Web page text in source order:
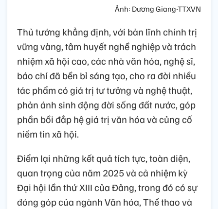
Ảnh: Dương Giang-TTXVN
Thủ tướng khẳng định, với bản lĩnh chính trị
vững vàng, tâm huyết nghề nghiệp và trách
nhiệm xã hội cao, các nhà văn hóa, nghệ sĩ,
báo chí đã bền bỉ sáng tạo, cho ra đời nhiều
tác phẩm có giá trị tư tưởng và nghệ thuật,
phản ánh sinh động đời sống đất nước, góp
phần bồi đắp hệ giá trị văn hóa và củng cố
niềm tin xã hội.
Điểm lại những kết quả tích tực, toàn diện,
quan trọng của năm 2025 và cả nhiệm kỳ
Đại hội lần thứ XIII của Đảng, trong đó có sự
đóng góp của ngành Văn hóa, Thể thao và